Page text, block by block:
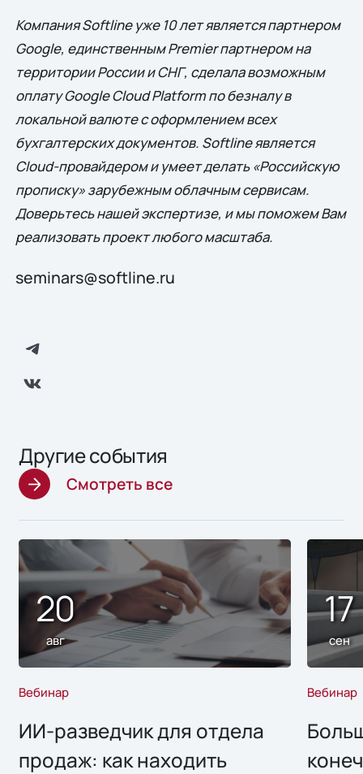
Компания Softline уже 10 лет является партнером
Google, единственным Premier партнером на
территории России и СНГ, сделала возможным
оплату Google Cloud Platform по безналу в
локальной валюте с оформлением всех
бухгалтерских документов. Softline является
Cloud-провайдером и умеет делать «Российскую
прописку» зарубежным облачным сервисам.
Доверьтесь нашей экспертизе, и мы поможем Вам
реализовать проект любого масштаба.
seminars@softline.ru
Другие события
Смотреть все
20
авг
Вебинар
ИИ-разведчик для отдела
продаж: как находить
17
сен
Вебинар